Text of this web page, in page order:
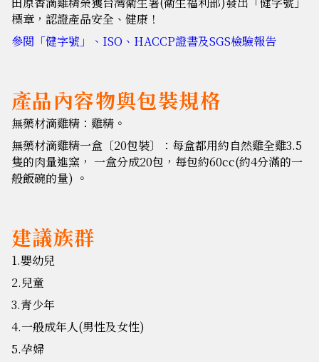
標章，認證產品安全、健康！
參閱「健字號」、ISO、HACCP證書及SGS檢驗報告
產品內容物與包裝規格
無藥材滴雞精：雞精。
無藥材滴雞精一盒〔20包裝〕：每盒都用約自然雞全雞3.5
隻的肉量進窯， 一盒分成20包，每包約60cc(約4分滿的一
般飯碗的量) 。
建議族群
1.嬰幼兒
2.兒童
3.青少年
4.一般成年人(男性及女性)
5.孕婦